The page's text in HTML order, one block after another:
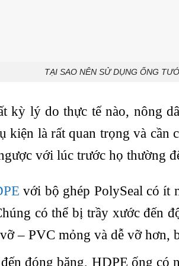
TẠI SAO NÊN SỬ DỤNG ỐNG
kỳ lý do thực tế nào, nông
kiện là rất quan trọng và
với lúc trước họ thường
với bộ ghép PolySeal có ít
có thể bị trầy xước đến
– PVC mỏng và dễ vỡ hơn,
đóng băng, HDPE ống có